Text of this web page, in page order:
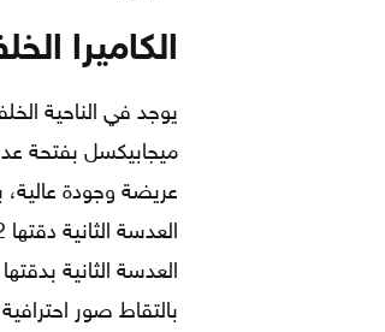
الكاميرا
عريضة وجودة عالية،
العدسة الثانية